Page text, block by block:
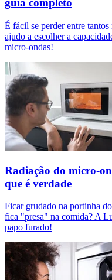
guia completo
É fácil se perder entre
ajudo a escolher a
micro-ondas!
Radiação do micro-
que é verdade
Ficar grudado na portinha
fica "presa" na comida? A
papo furado!